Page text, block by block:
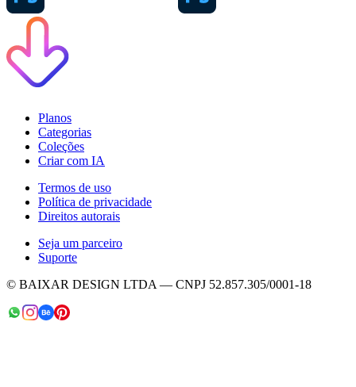
Planos
Categorias
Coleções
Criar com IA
Termos de uso
Política de privacidade
Direitos autorais
Seja um parceiro
Suporte
© BAIXAR DESIGN LTDA — CNPJ 52.857.305/0001-18